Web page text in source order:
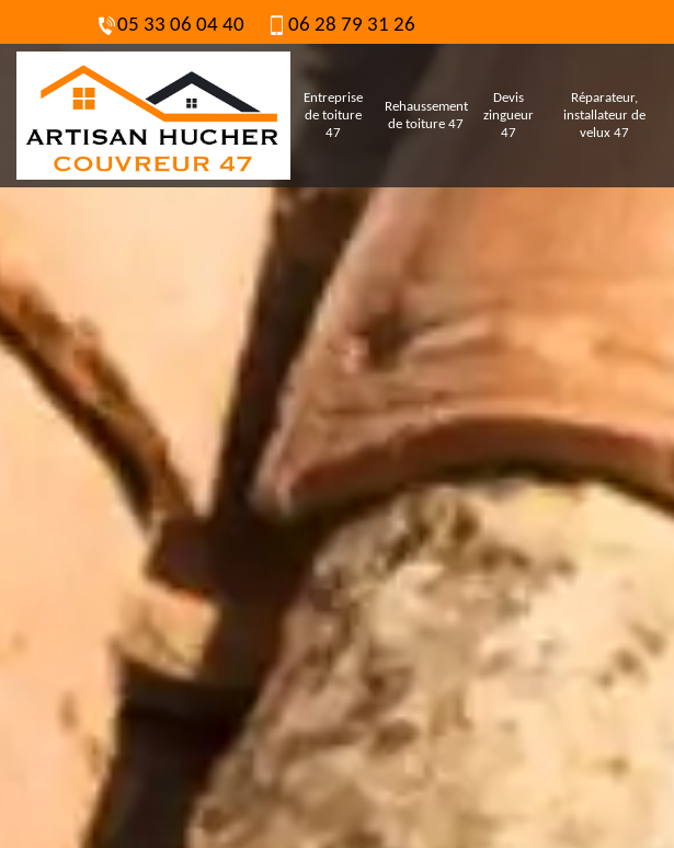
05 33 06 04 40 06 28 79 31 26
Entreprise
de toiture
47
Rehaussement
de toiture 47
Devis
zingueur
47
Réparateur,
installateur de
velux 47